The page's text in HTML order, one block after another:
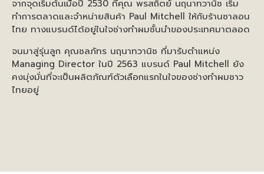
จากจุดเริ่มต้นเมื่อปี 2530 ที่คุณ พรสถิตย์ นฤนาทวานิช เริ่ม
ทำการตลาดและจำหน่ายสินค้า Paul Mitchell ให้กับร้านซาลอน
ไทย ทางแบรนด์ได้อยู่ในใจช่างทำผมชั้นนำของประเทศมาตลอด
จนมาสู่รุ่นลูก คุณชลภัทร นฤนาทวานิช ที่มารับตำแหน่ง
Managing Director ในปี 2563 แบรนด์ Paul Mitchell ยัง
คงมุ่งมั่นที่จะเป็นผลิตภัณฑ์ตัวเลือกแรกในใจของช่างทำผมชาว
ไทยอยู่